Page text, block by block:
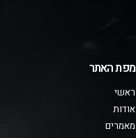
מפת האתר
ראשי
אודות
מאמרים